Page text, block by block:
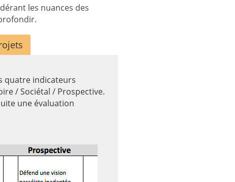
les nuances des
quatre indicateurs
/ Sociétal / Prospective.
une évaluation